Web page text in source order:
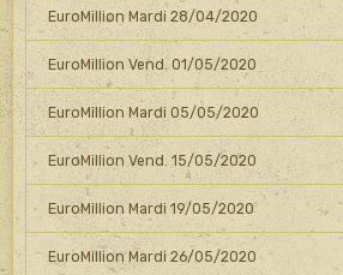
EuroMillion Mardi 28/04/2020
EuroMillion Vend. 01/05/2020
EuroMillion Mardi 05/05/2020
EuroMillion Vend. 15/05/2020
EuroMillion Mardi 19/05/2020
EuroMillion Mardi 26/05/2020